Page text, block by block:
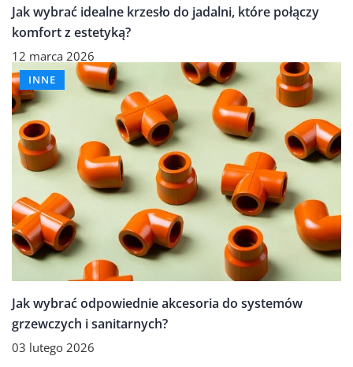
Jak wybrać idealne krzesło do jadalni, które połączy
komfort z estetyką?
12 marca 2026
INNE
Jak wybrać odpowiednie akcesoria do systemów
grzewczych i sanitarnych?
03 lutego 2026